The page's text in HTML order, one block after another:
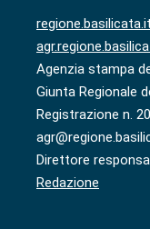
regione.basilicata.it
Agenzia stampa
Giunta Regionale
Registrazione n.
Direttore
Redazione